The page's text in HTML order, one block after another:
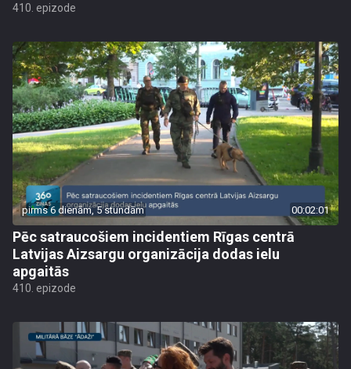
410. epizode
pirms 6 dienām, 5 stundām 00:02:01
Pēc satraucošiem incidentiem Rīgas centrā
Latvijas Aizsargu organizācija dodas ielu
apgaitās
410. epizode